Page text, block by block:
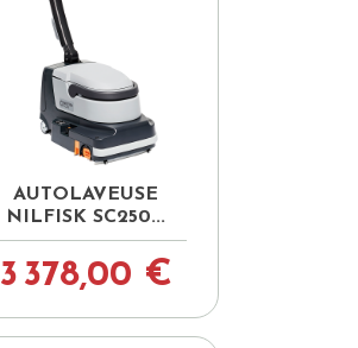
Aperçu rapide
AUTOLAVEUSE
NILFISK SC250...
3 378,00 €